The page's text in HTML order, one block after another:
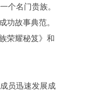
个名门贵族。
故事典范。
荣耀秘笈》和
员迅速发展成